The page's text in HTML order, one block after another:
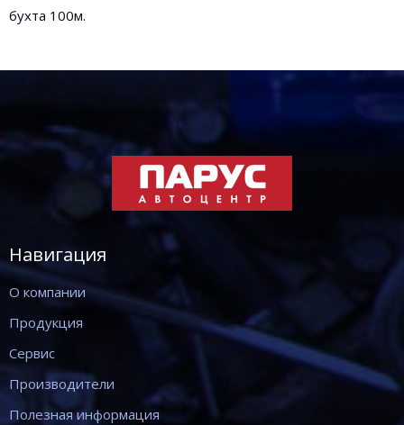
бухта 100м.
Навигация
О компании
Продукция
Сервис
Производители
Полезная информация